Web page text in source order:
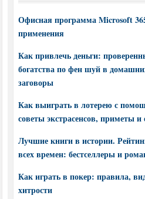
Офисная программа Microsoft
применения
Как привлечь деньги:
богатства по фен шуй в
заговоры
Как выиграть в лотерею с
советы экстрасенсов, приметы и
Лучшие книги в истории.
всех времен: бестселлеры и
Как играть в покер: правила,
хитрости